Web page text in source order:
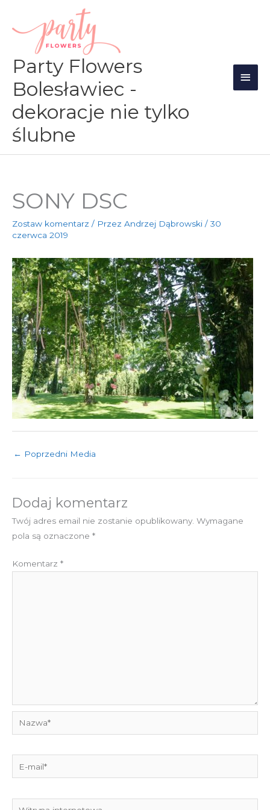
treści
Party Flowers
Bolesławiec -
dekoracje nie tylko
ślubne
SONY DSC
Zostaw komentarz / Przez Andrzej Dąbrowski / 30
czerwca 2019
← Poprzedni Media
Dodaj komentarz
Twój adres email nie zostanie opublikowany. Wymagane
pola są oznaczone *
Komentarz *
mail*
Witryna